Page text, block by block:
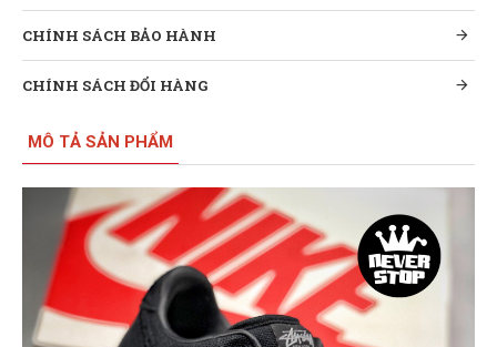
CHÍNH SÁCH BẢO HÀNH
CHÍNH SÁCH ĐỔI HÀNG
MÔ TẢ SẢN PHẨM